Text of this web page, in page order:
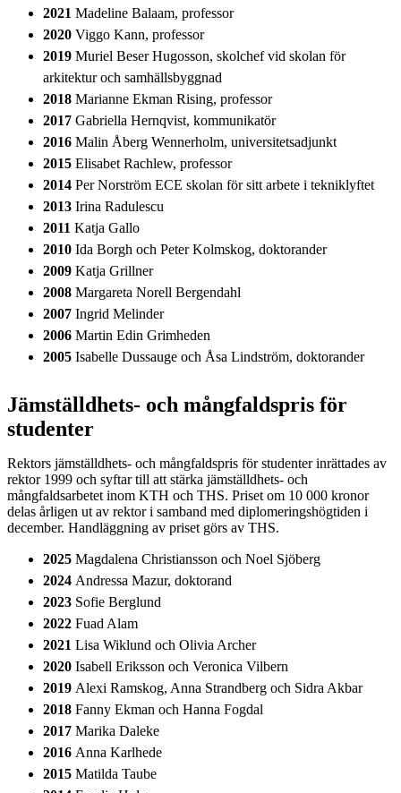
2021 Madeline Balaam, professor
2020 Viggo Kann, professor
2019 Muriel Beser Hugosson, skolchef vid skolan för
arkitektur och samhällsbyggnad
2018 Marianne Ekman Rising, professor
2017 Gabriella Hernqvist, kommunikatör
2016 Malin Åberg Wennerholm, universitetsadjunkt
2015 Elisabet Rachlew, professor
2014 Per Norström ECE skolan för sitt arbete i tekniklyftet
2013 Irina Radulescu
2011 Katja Gallo
2010 Ida Borgh och Peter Kolmskog, doktorander
2009 Katja Grillner
2008 Margareta Norell Bergendahl
2007 Ingrid Melinder
2006 Martin Edin Grimheden
2005 Isabelle Dussauge och Åsa Lindström, doktorander
Jämställdhets- och mångfaldspris för
studenter
Rektors jämställdhets- och mångfaldspris för studenter inrättades av
rektor 1999 och syftar till att stärka jämställdhets- och
mångfaldsarbetet inom KTH och THS. Priset om 10 000 kronor
delas årligen ut av rektor i samband med diplomeringshögtiden i
december. Handläggning av priset görs av THS.
2025 Magdalena Christiansson och Noel Sjöberg
2024 Andressa Mazur, doktorand
2023 Sofie Berglund
2022 Fuad Alam
2021 Lisa Wiklund och Olivia Archer
2020 Isabell Eriksson och Veronica Vilbern
2019 Alexi Ramskog, Anna Strandberg och Sidra Akbar
2018 Fanny Ekman och Hanna Fogdal
2017 Marika Daleke
2016 Anna Karlhede
2015 Matilda Taube